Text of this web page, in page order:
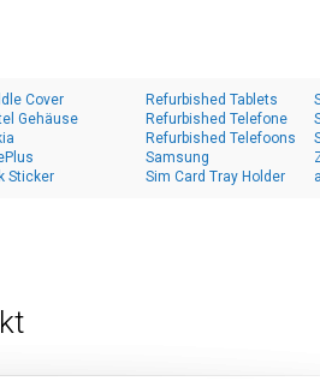
Cover
Gehäuse
Sticker
Refurbished Tablets
Refurbished Telefone
Refurbished Telefoons
Samsung
Sim Card Tray Holder